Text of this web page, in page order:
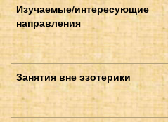
Изучаемые/интересующие
направления
Занятия вне эзотерики